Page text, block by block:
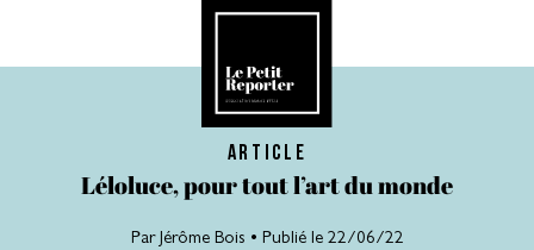
article
Léloluce, pour tout l’art du monde
Par Jérôme Bois • Publié le 22/06/22